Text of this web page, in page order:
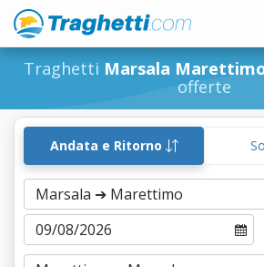
Traghetti Marsala
offerte
Andata e Ritorno